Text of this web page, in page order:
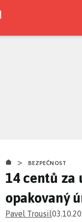
> BEZPEČNOST
14 centů za
opakovaný
Pavel Trousil